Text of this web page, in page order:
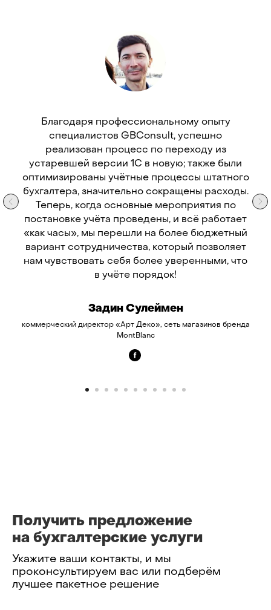
Благодаря профессиональному опыту
специалистов GBConsult, успешно
реализован процесс по переходу из
устаревшей версии 1С в новую; также были
оптимизированы учётные процессы штатного
бухгалтера, значительно сокращены расходы.
Теперь, когда основные мероприятия по
постановке учёта проведены, и всё работает
«как часы», мы перешли на более бюджетный
вариант сотрудничества, который позволяет
нам чувствовать себя более уверенными, что
в учёте порядок!
Задин Сулеймен
коммерческий директор «Арт Деко», сеть магазинов бренда
MontBlanc
Получить предложение
на бухгалтерские услуги
Укажите ваши контакты, и мы
проконсультируем вас или подберём
лучшее пакетное решение